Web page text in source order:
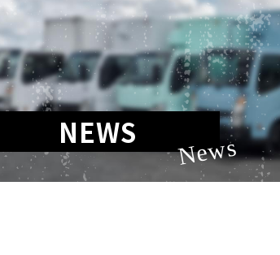
NEWS
News